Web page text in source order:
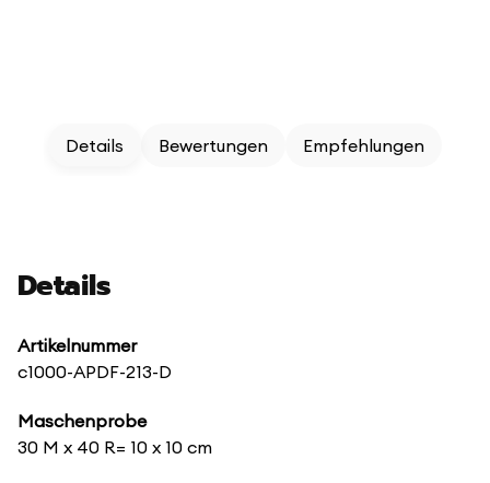
Details Bewertungen Empfehlungen
Details
Artikelnummer
c1000-APDF-213-D
Maschenprobe
30 M x 40 R= 10 x 10 cm